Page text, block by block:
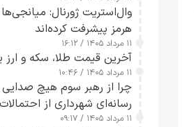
وال‌استریت ژورنال:
هرمز پیشرفت کرده‌اند
۱۱ مرداد ۱۴۰۵ / ۱۶:۱۲
آخرین قیمت طلا، سکه و ارز یکشنبه 11
۱۱ مرداد ۱۴۰۵ / ۱۰:۴۶
چرا از رهبر سوم هیچ
رسانه‌ای شهرداری از
گفت
۱۱ مرداد ۱۴۰۵ / ۰۹:۱۷